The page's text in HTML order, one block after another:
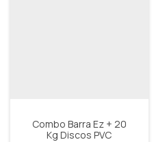
Combo Barra Ez + 20
Kg Discos PVC